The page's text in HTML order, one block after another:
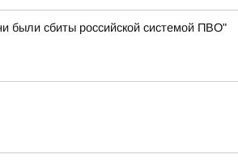
были сбиты российской системой ПВО"